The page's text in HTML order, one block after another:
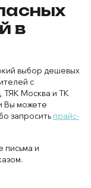
в
выбор дешевых
с
ТЯК Москва и ТК
Вы можете
запросить прайс-
письма и